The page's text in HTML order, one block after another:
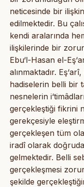
neticesinde bir
edilmektedir. Bu
kendi aralarında
ilişkilerinde bir
Ebu‘l-Hasan el-
alınmaktadır.
hadiselerin belli bir
nesnelerin
gerçekleştiği fikrini
gerekçesiyle
gerçekleşen tüm
iradî olarak
gelmektedir. Belli
gerçekleşmesi
şekilde